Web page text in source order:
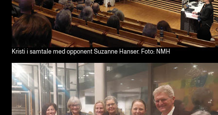
Kristi i samtale med opponent Suzanne Hanser. Foto: NMH